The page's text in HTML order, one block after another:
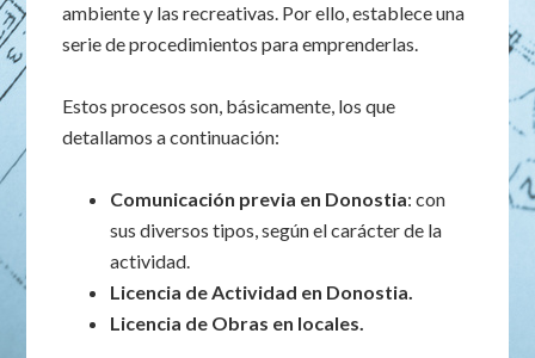
ambiente y las recreativas. Por ello, establece una
serie de procedimientos para emprenderlas.
Estos procesos son, básicamente, los que
detallamos a continuación:
Comunicación previa en Donostia: con
sus diversos tipos, según el carácter de la
actividad.
Licencia de Actividad en Donostia.
Licencia de Obras en locales.